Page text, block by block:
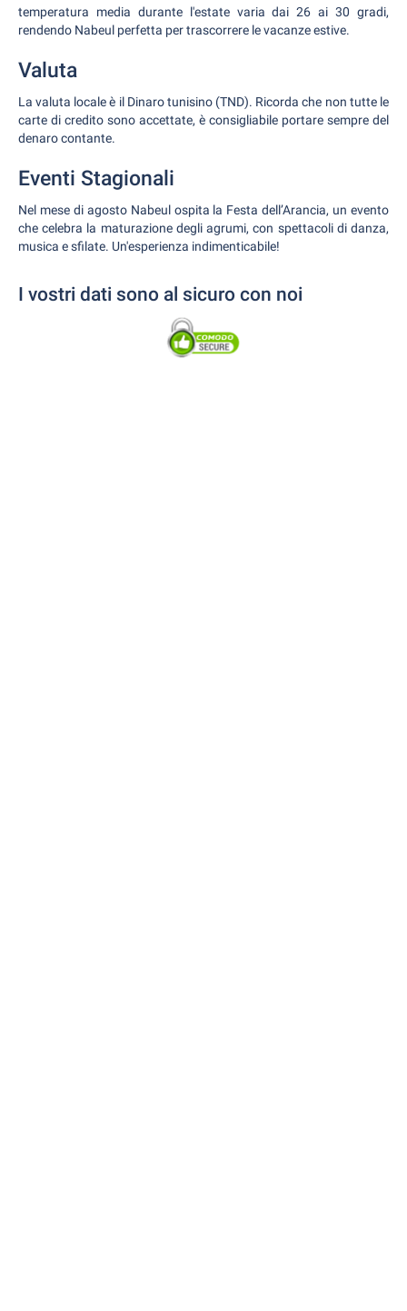
temperatura media durante l'estate varia dai 26 ai 30 gradi,
rendendo Nabeul perfetta per trascorrere le vacanze estive.
Valuta
La valuta locale è il Dinaro tunisino (TND). Ricorda che non tutte le
carte di credito sono accettate, è consigliabile portare sempre del
denaro contante.
Eventi Stagionali
Nel mese di agosto Nabeul ospita la Festa dell’Arancia, un evento
che celebra la maturazione degli agrumi, con spettacoli di danza,
musica e sfilate. Un'esperienza indimenticabile!
I vostri dati sono al sicuro con noi